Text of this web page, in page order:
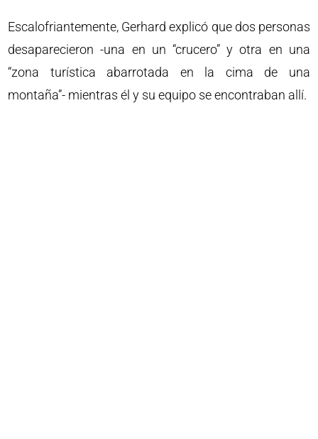
Escalofriantemente, Gerhard explicó que dos personas
desaparecieron -una en un “crucero” y otra en una
“zona turística abarrotada en la cima de una
montaña”- mientras él y su equipo se encontraban allí.